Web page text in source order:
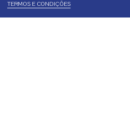
TERMOS E CONDIÇÕES